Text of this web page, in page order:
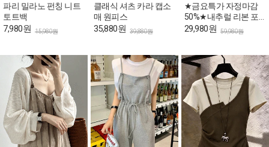
파리 밀라노 펀칭 니트
토트백
7,980원 15,980원
클래식 셔츠 카라 캡소
매 원피스
35,880원 39,880원
★금요특가 자정마감
50%★내추럴 리본 포
인트 A라인 데일리 스
29,980원 59,980원